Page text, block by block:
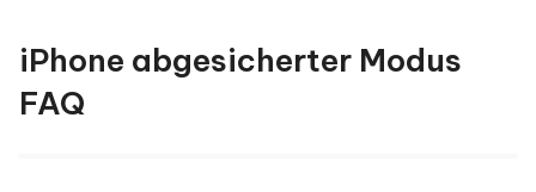
iPhone abgesicherter Modus
FAQ